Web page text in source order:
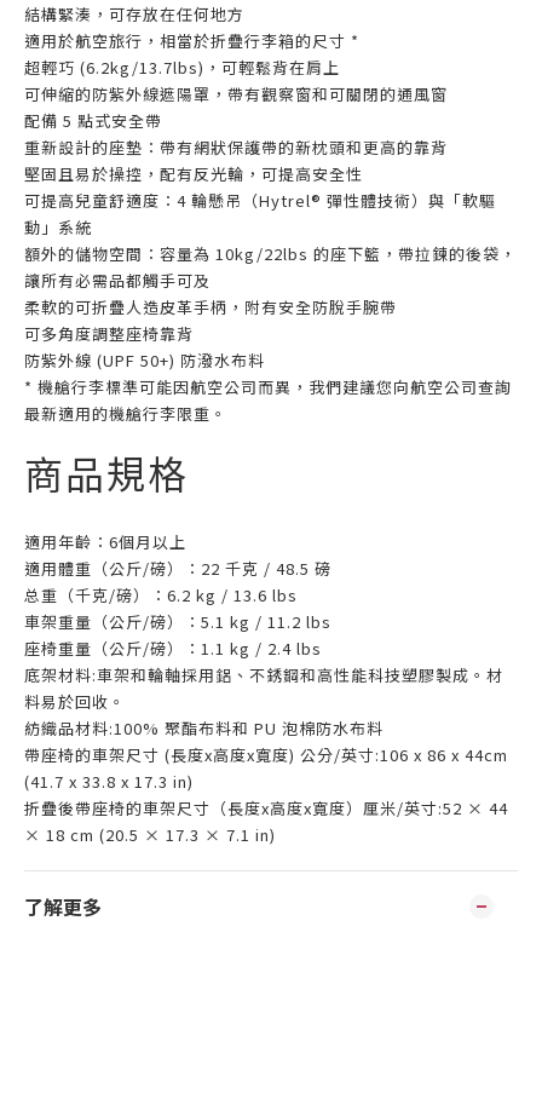
結構緊湊，可存放在任何地方
適用於航空旅行，相當於折疊行李箱的尺寸 *
超輕巧 (6.2kg/13.7lbs)，可輕鬆背在肩上
可伸縮的防紫外線遮陽罩，帶有觀察窗和可關閉的通風窗
配備 5 點式安全帶
重新設計的座墊：帶有網狀保護帶的新枕頭和更高的靠背
堅固且易於操控，配有反光輪，可提高安全性
可提高兒童舒適度：4 輪懸吊（Hytrel® 彈性體技術）與「軟驅
動」系統
額外的儲物空間：容量為 10kg/22lbs 的座下籃，帶拉鍊的後袋，
讓所有必需品都觸手可及
柔軟的可折疊人造皮革手柄，附有安全防脫手腕帶
可多角度調整座椅靠背
防紫外線 (UPF 50+) 防潑水布料
* 機艙行李標準可能因航空公司而異，我們建議您向航空公司查詢
最新適用的機艙行李限重。
商品規格
適用年齡：6個月以上
適用體重（公斤/磅）：22 千克 / 48.5 磅
总重（千克/磅）：6.2 kg / 13.6 lbs
車架重量（公斤/磅）：5.1 kg / 11.2 lbs
座椅重量（公斤/磅）：1.1 kg / 2.4 lbs
底架材料:車架和輪軸採用鋁、不銹鋼和高性能科技塑膠製成。材
料易於回收。
紡織品材料:100% 聚酯布料和 PU 泡棉防水布料
帶座椅的車架尺寸 (長度x高度x寬度) 公分/英寸:106 x 86 x 44cm
(41.7 x 33.8 x 17.3 in)
折疊後帶座椅的車架尺寸（長度x高度x寬度）厘米/英寸:52 × 44
× 18 cm (20.5 × 17.3 × 7.1 in)
了解更多